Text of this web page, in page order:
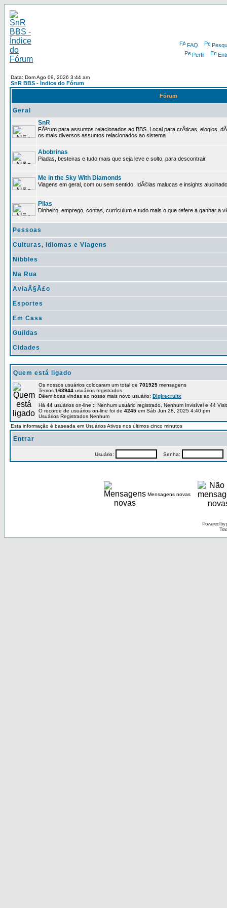
FAQ
Perfil
Data: Dom Ago 09, 2026 3:44 am
SnR BBS - Índice do Fórum
Fórum
Geral
SnR
FÃ³rum para assuntos relacionados ao BBS. Local para crÃ­ticas, elogios,
os mais diversos assuntos relacionados ao sistema
Abobrinas
Piadas, besteiras e tudo mais que seja leve e solto, para descontrair
Me in the Sky With Diamonds
Viagens em geral, com ou sem sentido. IdÃ©ias malucas e insights
Pilas
Dinheiro, emprego, contas, curriculum e tudo mais o que refere a ganhar a
Pessoas
Culturas, Idiomas e Viagens
Nibbles
Na Rua
AviaÃ§Ã£o
Esportes
Em Casa
Guildas
Cidades
Quem está ligado
Os nossos usuários colocaram um total de 701925 mensagens
Temos 163944 usuários registrados
Dêem boas vindas ao nosso mais novo usuário: Digirecruitx
Há 44 usuários on-line :: Nenhum usuário registrado, Nenhum Invisível e 44
O recorde de usuários on-line foi de 4245 em Sáb Jun 28, 2025 4:40 pm
Usuários Registrados Nenhum
Esta informação é baseada em Usuários Ativos nos últimos cinco minutos
Entrar
Usuário: Senha:
Mensagens novas
Powered by